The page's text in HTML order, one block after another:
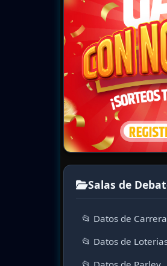
Salas de
📂 Datos de
📂 Datos de